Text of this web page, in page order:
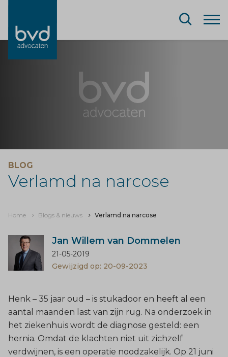
BLOG
Verlamd na narcose
Home Blogs & nieuws Verlamd na narcose
Jan Willem van Dommelen
21-05-2019
Gewijzigd op: 20-09-2023
Henk – 35 jaar oud – is stukadoor en heeft al een
aantal maanden last van zijn rug. Na onderzoek in
het ziekenhuis wordt de diagnose gesteld: een
hernia. Omdat de klachten niet uit zichzelf
verdwijnen, is een operatie noodzakelijk. Op 21 juni